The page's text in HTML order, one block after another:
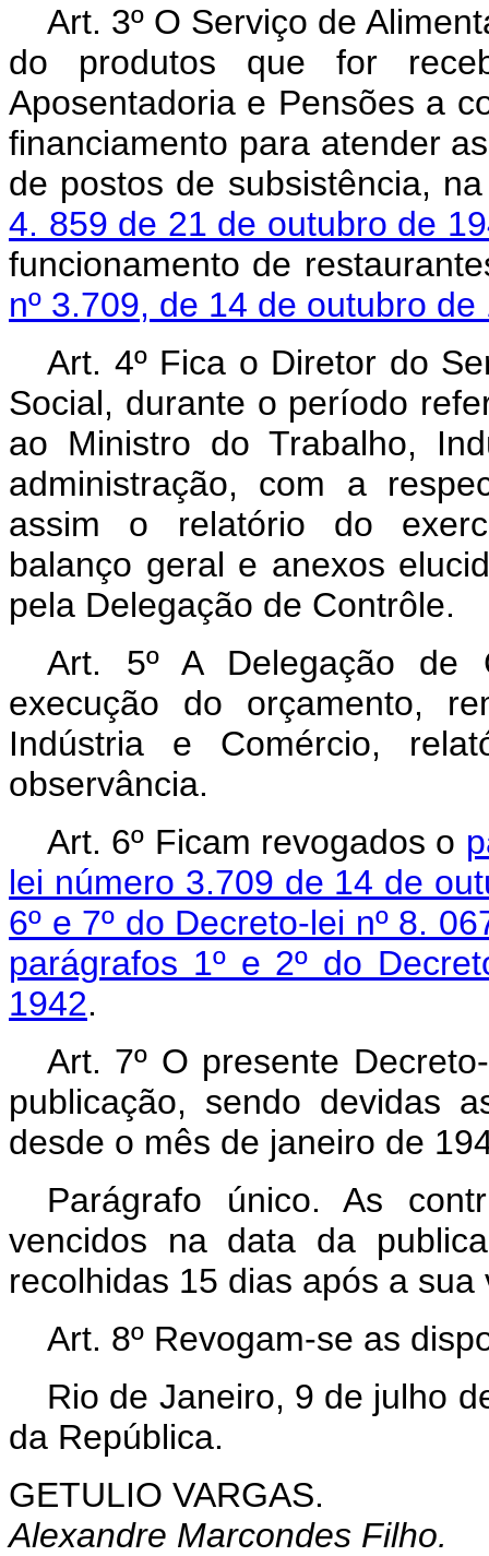
Art. 3º O Serviço de
do produtos que for
Aposentadoria e Pensões a
financiamento para atender
de postos de subsistência,
4. 859 de 21 de outubro de
funcionamento de
nº 3.709, de 14 de outubro de
Art. 4º Fica o Diretor do
Social, durante o período
ao Ministro do Trabalho,
administração, com a
assim o relatório do
balanço geral e anexos
pela Delegação de Contrôle.
Art. 5º A Delegação de
execução do orçamento,
Indústria e Comércio,
observância.
Art. 6º Ficam revogados o
lei número 3.709 de 14 de
6º e 7º do Decreto-lei nº 8.
parágrafos 1º e 2º do
1942.
Art. 7º O presente
publicação, sendo devidas
desde o mês de janeiro de
Parágrafo único. As
vencidos na data da
recolhidas 15 dias após a sua
Art. 8º Revogam-se as
Rio de Janeiro, 9 de julho
da República.
GETULIO VARGAS.
Alexandre Marcondes Filho.